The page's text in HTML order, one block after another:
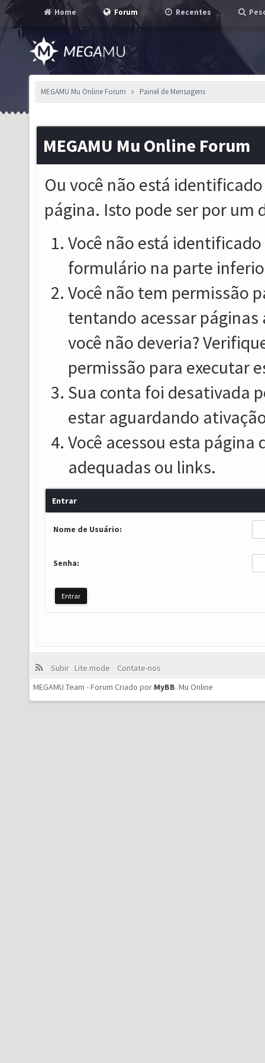
Home Forum Recentes
MEGAMU Mu Online Forum Painel de Mensagens
MEGAMU Mu Online Forum
Ou você não está
página. Isto pode ser por um
Você não está
formulário na parte
Você não tem permissão
tentando acessar
você não deveria?
permissão para executar
Sua conta foi desativada
estar aguardando
Você acessou esta
adequadas ou links.
Entrar
Nome de Usuário:
Senha:
Subir Lite mode
Contate-nos
MEGAMU Team - Forum Criado por MyBB. Mu Online